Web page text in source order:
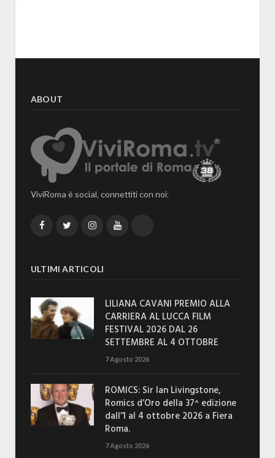
ABOUT
ViviRoma è social, connettiti con noi:
FacebookTwitterInstagramYouTube
ULTIMI ARTICOLI
LILIANA CAVANI PREMIO ALLA
CARRIERA AL LUCCA FILM
FESTIVAL 2026 DAL 26
SETTEMBRE AL 4 OTTOBRE
7 Agosto 2026
ROMICS: Sir Ian Livingstone,
Romics d’Oro della 37^ edizione
dall’1 al 4 ottobre 2026 a Fiera
Roma.
7 Agosto 2026